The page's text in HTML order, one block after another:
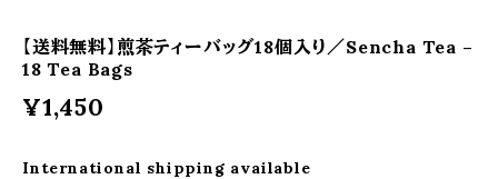
【送料無料】煎茶ティーバッグ18個入り／Sencha Tea –
18 Tea Bags
¥1,450
International shipping available